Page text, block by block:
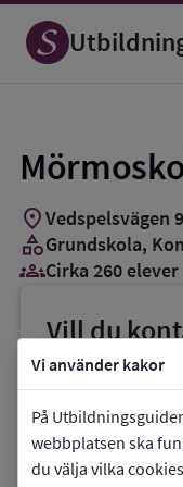
Vi använder kakor
På
webbplatsen ska
du välja vilka
Spara
som
favorit
location_onVedspelsvägen 9
categoryGrundskola,
groups_3Cirka 260 elever
Vill du
phoneTelefon:054-
E-post:
link Webbplats: